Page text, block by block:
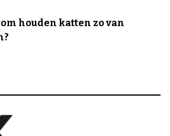
houden katten zo van